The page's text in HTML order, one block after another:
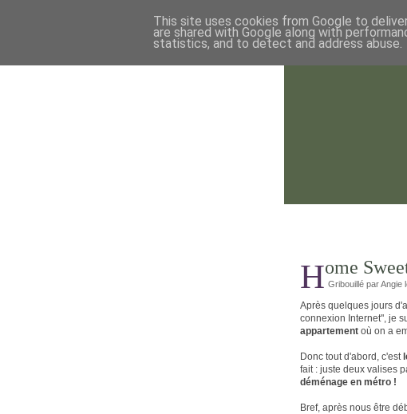
Home
Gribouillé par Angie
Après quelques jours
connexion Internet", je
appartement où on a
Donc tout d'abord, c'est
fait : juste deux valises
déménage en métro !
Bref, après nous être
This site uses cookies from Google to
are shared with Google along with
statistics, and to detect and address abuse.